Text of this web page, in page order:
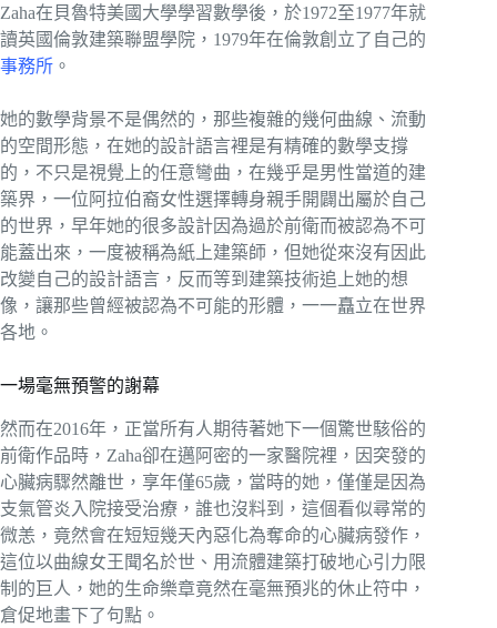
Zaha在貝魯特美國大學學習數學後，於1972至1977年就
讀英國倫敦建築聯盟學院，1979年在倫敦創立了自己的
事務所 。
她的數學背景不是偶然的，那些複雜的幾何曲線、流動
的空間形態，在她的設計語言裡是有精確的數學支撐
的，不只是視覺上的任意彎曲，在幾乎是男性當道的建
築界，一位阿拉伯裔女性選擇轉身親手開闢出屬於自己
的世界，早年她的很多設計因為過於前衛而被認為不可
能蓋出來，一度被稱為紙上建築師，但她從來沒有因此
改變自己的設計語言，反而等到建築技術追上她的想
像，讓那些曾經被認為不可能的形體，一一矗立在世界
各地。
一場毫無預警的謝幕
然而在2016年，正當所有人期待著她下一個驚世駭俗的
前衛作品時，Zaha卻在邁阿密的一家醫院裡，因突發的
心臟病驟然離世，享年僅65歲，當時的她，僅僅是因為
支氣管炎入院接受治療，誰也沒料到，這個看似尋常的
微恙，竟然會在短短幾天內惡化為奪命的心臟病發作，
這位以曲線女王聞名於世、用流體建築打破地心引力限
制的巨人，她的生命樂章竟然在毫無預兆的休止符中，
倉促地畫下了句點。